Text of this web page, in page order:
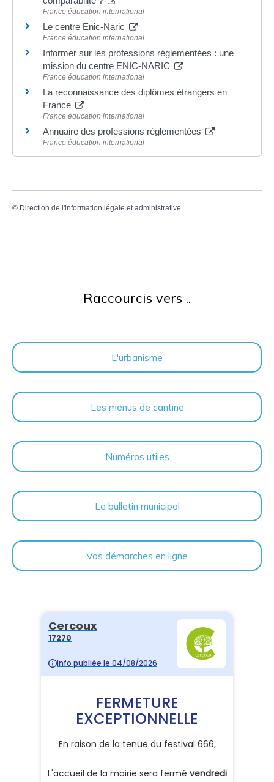
France éducation international
Le centre Enic-Naric
France éducation international
Informer sur les professions réglementées : une
mission du centre ENIC-NARIC
France éducation international
La reconnaissance des diplômes étrangers en
France
France éducation international
Annuaire des professions réglementées
France éducation international
© Direction de l'information légale et administrative
Raccourcis vers ..
L'urbanisme
Les menus de cantine
Numéros utiles
Le bulletin municipal
Vos démarches en ligne